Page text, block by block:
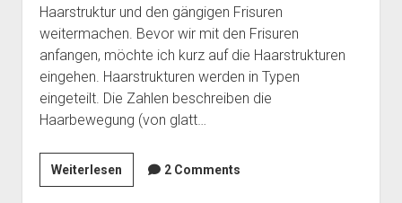
Haarstruktur und den gängigen Frisuren
weitermachen. Bevor wir mit den Frisuren
anfangen, möchte ich kurz auf die Haarstrukturen
eingehen. Haarstrukturen werden in Typen
eingeteilt. Die Zahlen beschreiben die
Haarbewegung (von glatt…
WeiterlesenSchwarze
Haarstyles
2 Comments